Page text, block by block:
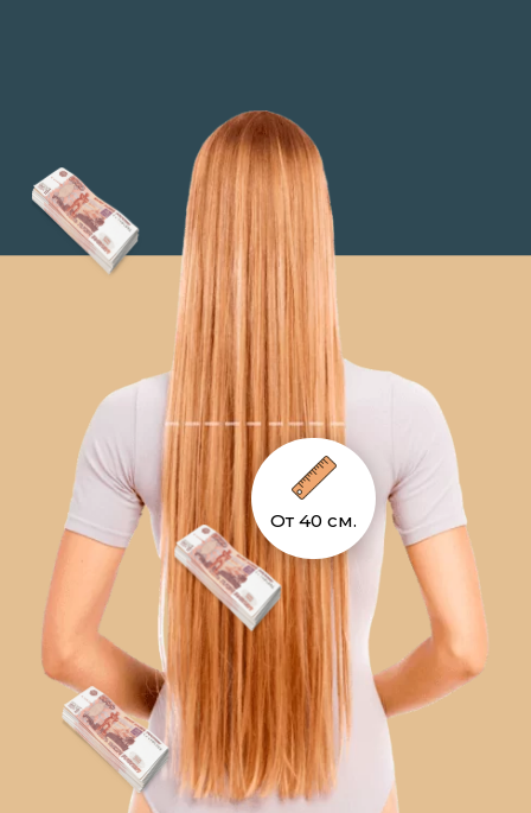
От 40 см.